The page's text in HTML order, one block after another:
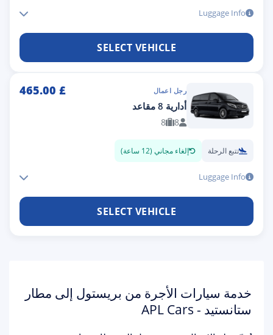
Luggage Info
SELECT VEHICLE
رجل اعمال £
465.00
أدارية 8 مقاعد
8
8
تتبع الرحلة إلغاء مجاني (12 ساعة)
Luggage Info
SELECT VEHICLE
خدمة سيارات الأجرة من بريستول إلى مطار
ستانستيد - APL Cars